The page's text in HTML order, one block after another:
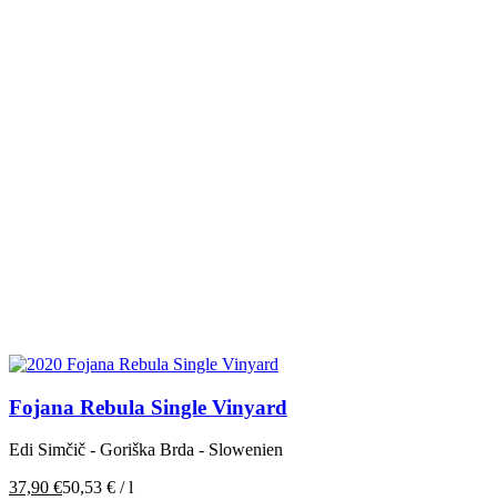
Fojana Rebula Single Vinyard
Edi Simčič - Goriška Brda - Slowenien
37,90 €50,53 € /l